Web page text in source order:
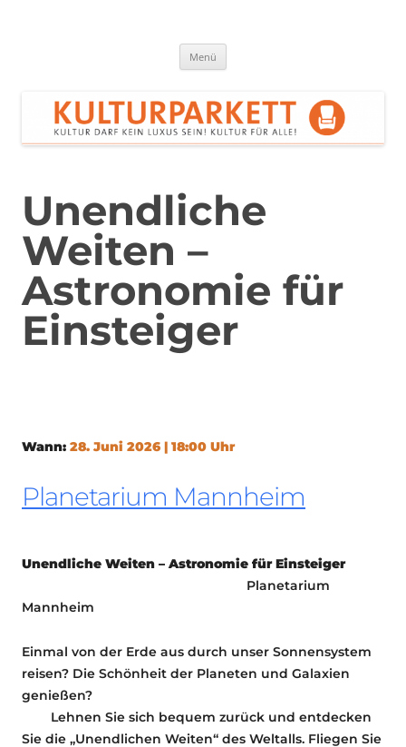
Menü
Unendliche
Weiten –
Astronomie für
Einsteiger
Wann: 28. Juni 2026 | 18:00 Uhr
Planetarium Mannheim
Unendliche Weiten – Astronomie für Einsteiger
Planetarium
Mannheim
Einmal von der Erde aus durch unser Sonnensystem
reisen? Die Schönheit der Planeten und Galaxien
genießen?
Lehnen Sie sich bequem zurück und entdecken
Sie die „Unendlichen Weiten“ des Weltalls. Fliegen Sie